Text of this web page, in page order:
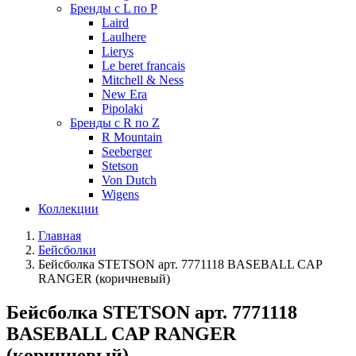
Бренды с L по P
Laird
Laulhere
Lierys
Le beret francais
Mitchell & Ness
New Era
Pipolaki
Бренды с R по Z
R Mountain
Seeberger
Stetson
Von Dutch
Wigens
Коллекции
Главная
Бейсболки
Бейсболка STETSON арт. 7771118 BASEBALL CAP
RANGER (коричневый)
Бейсболка STETSON арт. 7771118
BASEBALL CAP RANGER